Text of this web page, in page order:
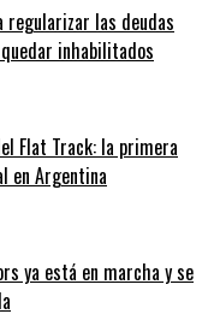
regularizar las deudas
inhabilitados
Flat Track: la primera
en Argentina
ya está en marcha y se